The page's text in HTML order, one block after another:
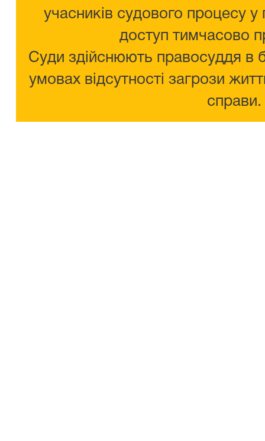
учасників судового процесу у
доступ тимчасово
Суди здійснюють правосуддя в
умовах відсутності загрози
справи.